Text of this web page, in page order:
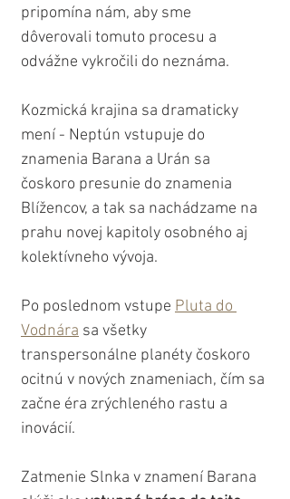
pripomína nám, aby sme
dôverovali tomuto procesu a
odvážne vykročili do neznáma.
Kozmická krajina sa dramaticky
mení - Neptún vstupuje do
znamenia Barana a Urán sa
čoskoro presunie do znamenia
Blížencov, a tak sa nachádzame na
prahu novej kapitoly osobného aj
kolektívneho vývoja.
Po poslednom vstupe Pluta do
Vodnára sa všetky
transpersonálne planéty čoskoro
ocitnú v nových znameniach, čím sa
začne éra zrýchleného rastu a
inovácií.
Zatmenie Slnka v znamení Barana